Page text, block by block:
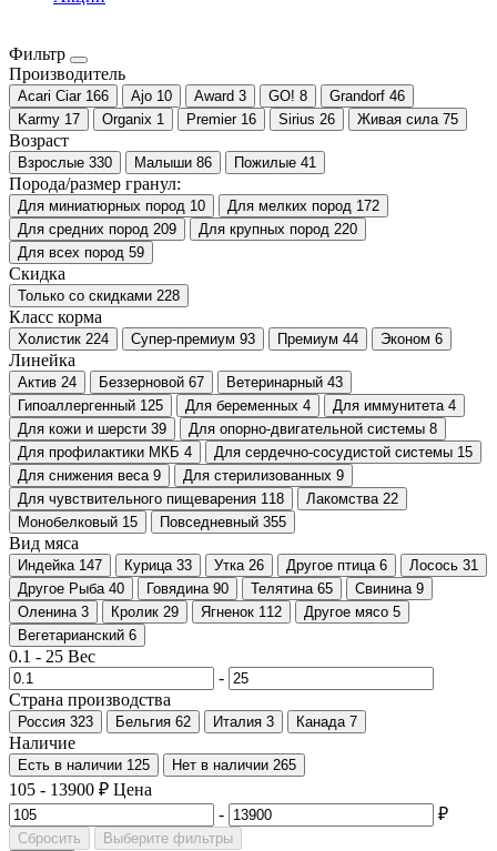
Фильтр
Производитель
Acari Ciar 166 Ajo 10 Award 3 GO! 8 Grandorf 46
Karmy 17 Organix 1 Premier 16 Sirius 26 Живая сила 75
Возраст
Взрослые 330 Малыши 86 Пожилые 41
Порода/размер гранул:
Для миниатюрных пород 10 Для мелких пород 172
Для средних пород 209 Для крупных пород 220
Для всех пород 59
Скидка
Только со cкидками 228
Класс корма
Холистик 224 Супер-премиум 93 Премиум 44 Эконом 6
Линейка
Актив 24 Беззерновой 67 Ветеринарный 43
Гипоаллергенный 125 Для беременных 4 Для иммунитета 4
Для кожи и шерсти 39 Для опорно-двигательной системы 8
Для профилактики МКБ 4 Для сердечно-сосудистой системы 15
Для снижения веса 9 Для стерилизованных 9
Для чувствительного пищеварения 118 Лакомства 22
Монобелковый 15 Повседневный 355
Вид мяса
Индейка 147 Курица 33 Утка 26 Другое птица 6 Лосось 31
Другое Рыба 40 Говядина 90 Телятина 65 Свинина 9
Оленина 3 Кролик 29 Ягненок 112 Другое мясо 5
Вегетарианский 6
0.1 - 25 Вес
-
Страна производства
Россия 323 Бельгия 62 Италия 3 Канада 7
Наличие
Есть в наличии 125 Нет в наличии 265
105 - 13900 ₽ Цена
-
₽
Сбросить
Выберите фильтры